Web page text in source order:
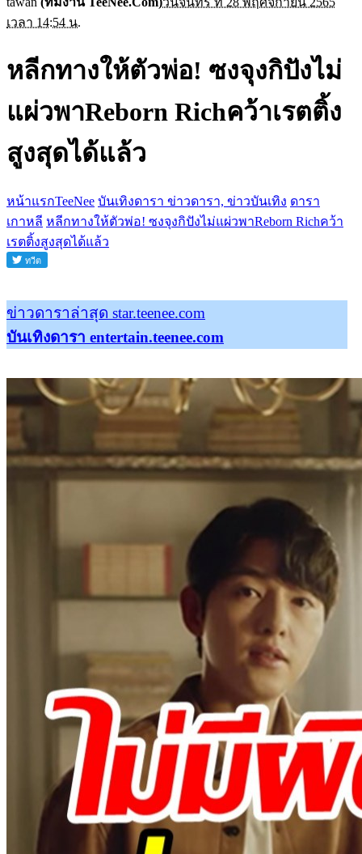
เวลา 14:54 น.
หลีกทางให้ตัวพ่อ! ซงจุงกิปังไม่
แผ่วพาReborn Richคว้าเรตติ้ง
สูงสุดได้แล้ว
หน้าแรกTeeNee บันเทิงดารา ข่าวดารา, ข่าวบันเทิง ดารา
เกาหลี หลีกทางให้ตัวพ่อ! ซงจุงกิปังไม่แผ่วพาReborn Richคว้า
เรตติ้งสูงสุดได้แล้ว
ข่าวดาราล่าสุด star.teenee.com
บันเทิงดารา entertain.teenee.com